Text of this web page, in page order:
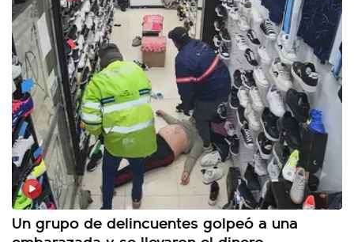
Un grupo de delincuentes golpeó a una